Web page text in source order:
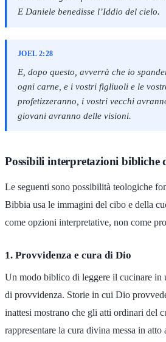
E Daniele benedisse l’Iddio del cielo.
JOEL 2:28
E, dopo questo, avverrà che io
ogni carne, e i vostri figliuoli e le
profetizzeranno, i vostri vecchi
giovani avranno delle visioni.
Possibili interpretazioni bibliche
Le seguenti sono possibilità teologiche
Bibbia usa le immagini del cibo e della
come opzioni interpretative, non come
1. Provvidenza e cura di Dio
Un modo biblico di leggere il cucinare in
di provvidenza. Storie in cui Dio
inattesi mostrano che gli atti ordinari del
rappresentare la cura divina messa in